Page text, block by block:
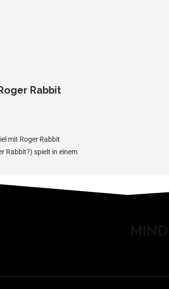
Rabbit
mit Roger Rabbit
Rabbit?) spielt in einem